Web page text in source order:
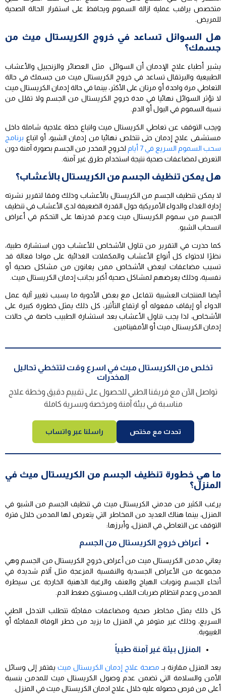
متخصص يراقب عملية ازالة السموم ويحافظ على استقرار الحالة الصحية
للمريض.
هل السوائل تساعد في خروج الكريستال ميث من
جسمك؟
يشير أطباء علاج الإدمان أن السوائل مثل العصائر والزنجبيل والأعشاب
الطبيعية والبرتقال تساعد في خروج الكريستال ميث من جسمك في حالة
التعاطي مرة واحدة أو مرتان على الأكثر، بينما في حالة إدمان الكريستال ميث
لا تؤثر السوائل نهائيا في مدة خروج الكريستال من الجسم ولا تقلل من
نسبة السموم في البول أو الدم.
ويجب التوقف عن تعاطي الكريستال ميث واتباع خطة علاجية شاملة داخل
مستشفى علاج إدمان حتى تتخلص نهائيا من إدمان الشبو، أو اتباع برنامج
سحب السموم السريع في 7 أيام
لخروج المخدر من الجسم بصورة آمنة دون
التعرض لمضاعفات صحية نتيجة استخدام طرق غير آمنة.
هل يمكن تنظيف الجسم من الكريستال بالأعشاب؟
لا يمكن تنظيف الجسم من الكريستال بالأعشاب وذلك وفقا لتقرير نشرته
إدارة الغذاء والدواء الأمريكية حول القدرة الضعيفة لدى الأعشاب في تنظيف
الجسم من سموم الكريستال ميث وعدم قدرتها على التحكم في أعراض
انسحاب الشبو.
كما حذرت في التقرير من تناول الأشخاص للأعشاب دون استشارة طبية،
نظرًا لاحتواء كل أنواع الأعشاب والمكملات الغذائية على موادا فعالة قد
تسبب مضاعفات لبعض الأشخاص ممن يعانون من مشاكل صحية أو
نفسية، وذلك يعرضهم لمشاكل صحية أكبر بجانب إدمان الكريستال ميث.
أيضا المنتجات العشبية تتفاعل مع بعض الأدوية ما يسبب تغيير آلية عمل
الدواء أو إيقاف مفعوله أو ارتفاع التأثير، كل ذلك يمثل خطورة كبيرة على
الأشخاص، لذا يجب تناول الأعشاب بعد استشارة الطبيب خاصة في حالات
إدمان الكريستال ميث أو الأمفيتامين.
تخلص من الكريستال ميث في اسرع وقت لتتخطي تحاليل
المخدرات
تواصل الآن مع فريقنا الطبي للحصول على تقييم دقيق وخطة علاج
مناسبة في بيئة آمنة ومرخصة وبسرية كاملة
تحدث مع مختص راسلنا عبر واتساب
ما هي خطورة تنظيف الجسم من الكريستال ميث في
المنزل؟
يرغب الكثير من مدمني الكريستال ميث في تنظيف الجسم من الشبو في
المنزل، بينما هناك العديد من المخاطر التي يتعرض لها المدمن خلال فترة
التوقف عن التعاطي في المنزل، وأبرزها:
أعراض خروج الكريستال من الجسم
يعاني مدمن الكريستال ميث من أعراض خروج الكريستال من الجسم وهي
مجموعة من الأعراض الجسدية والنفسية المزعجة مثل آلام شديدة في
أنحاء الجسم ونوبات الهياج والعنف والرغبة الذهنية الخارجة عن سيطرة
المدمن وعدم انتظام ضربات القلب ومستوى ضغط الدم.
كل ذلك يمثل مخاطر صحية ومضاعفات مفاجئة تتطلب التدخل الطبي
السريع، وذلك غير متوفر في المنزل ما يزيد من خطر الوفاة المفاجئة أو
الغيبوبة.
المنزل بيئة غير آمنة طبياً
يعد المنزل مقارنة بـ مصحة علاج إدمان الكريستال ميث يفتقر إلى وسائل
الأمن والسلامة التي تضمن عدم وصول الكريستال ميث للمدمن بنسبة
أعلى من فرص حصوله عليه خلال علاج ادمان الكريستال ميث في المنزل.